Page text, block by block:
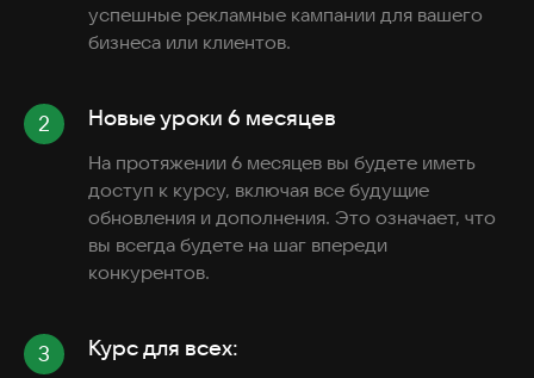
успешные рекламные кампании для вашего
бизнеса или клиентов.
Новые уроки 6 месяцев
На протяжении 6 месяцев вы будете иметь
доступ к курсу, включая все будущие
обновления и дополнения. Это означает, что
вы всегда будете на шаг впереди
конкурентов.
Курс для всех: